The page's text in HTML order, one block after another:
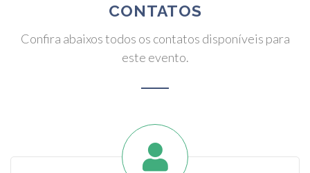
CONTATOS
Confira abaixos todos os contatos disponíveis para
este evento.